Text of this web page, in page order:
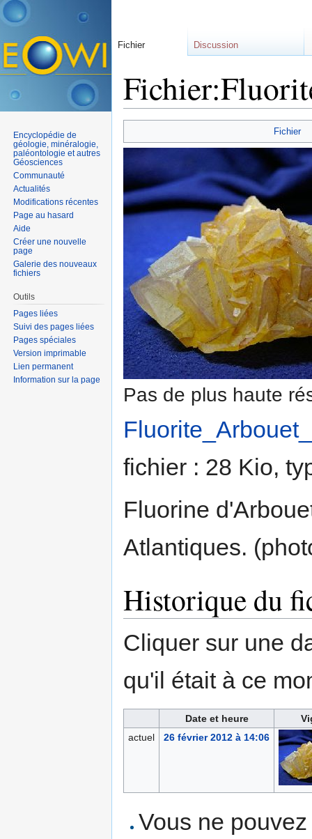
Fichier
Pas de plus haute
fichier : 28 Kio,
Fluorine
Atlantiques.
Historique du
Cliquer sur une
qu'il était à ce
Date et heure
actuel
26 février 2012 à 14:06
Vous ne
Fichier Discussion
Encyclopédie de
géologie, minéralogie,
paléontologie et autres
Géosciences
Communauté
Actualités
Modifications récentes
Page au hasard
Aide
Créer une nouvelle
page
Galerie des nouveaux
fichiers
Outils
Pages liées
Suivi des pages liées
Pages spéciales
Version imprimable
Lien permanent
Information sur la page